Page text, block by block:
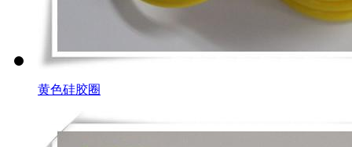
黄色硅胶圈